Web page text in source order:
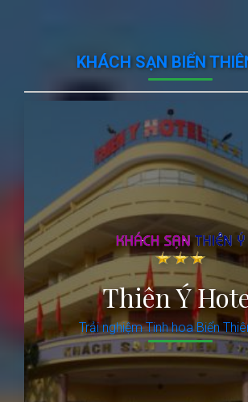
KHÁCH SẠN BIỂN
Thiên Ý
Trải nghiệm Tinh hoa Biển